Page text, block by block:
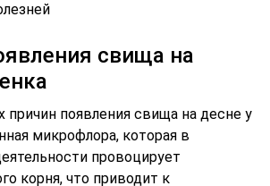
свища на
причин появления свища на десне у
микрофлора, которая в
провоцирует
корня, что приводит к